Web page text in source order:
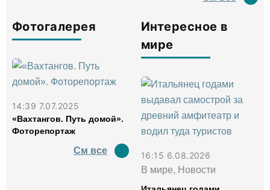
Фотогалерея
14:39 7.07.2025
«Вахтангов. Путь домой».
Фоторепортаж
См все
Интересное в
мире
16:15 6.08.2026
В мире, Новости